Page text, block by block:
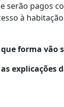
serão pagos
à
forma vão